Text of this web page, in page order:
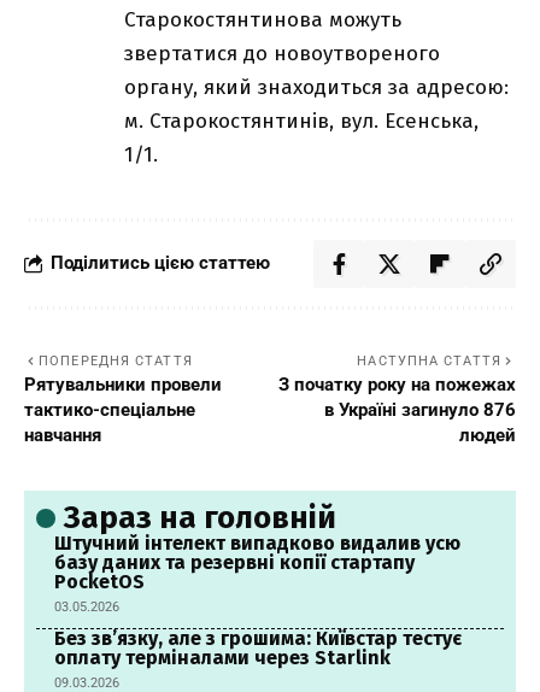
Старокостянтинова можуть
звертатися до новоутвореного
органу, який знаходиться за адресою:
м. Старокостянтинів, вул. Есенська,
1/1.
Поділитись цією статтею
ПОПЕРЕДНЯ СТАТТЯ
Рятувальники провели
тактико-спеціальне
навчання
НАСТУПНА СТАТТЯ
З початку року на пожежах
в Україні загинуло 876
людей
Зараз на головній
Штучний інтелект випадково видалив усю
базу даних та резервні копії стартапу
PocketOS
03.05.2026
Без зв’язку, але з грошима: Київстар тестує
оплату терміналами через Starlink
09.03.2026